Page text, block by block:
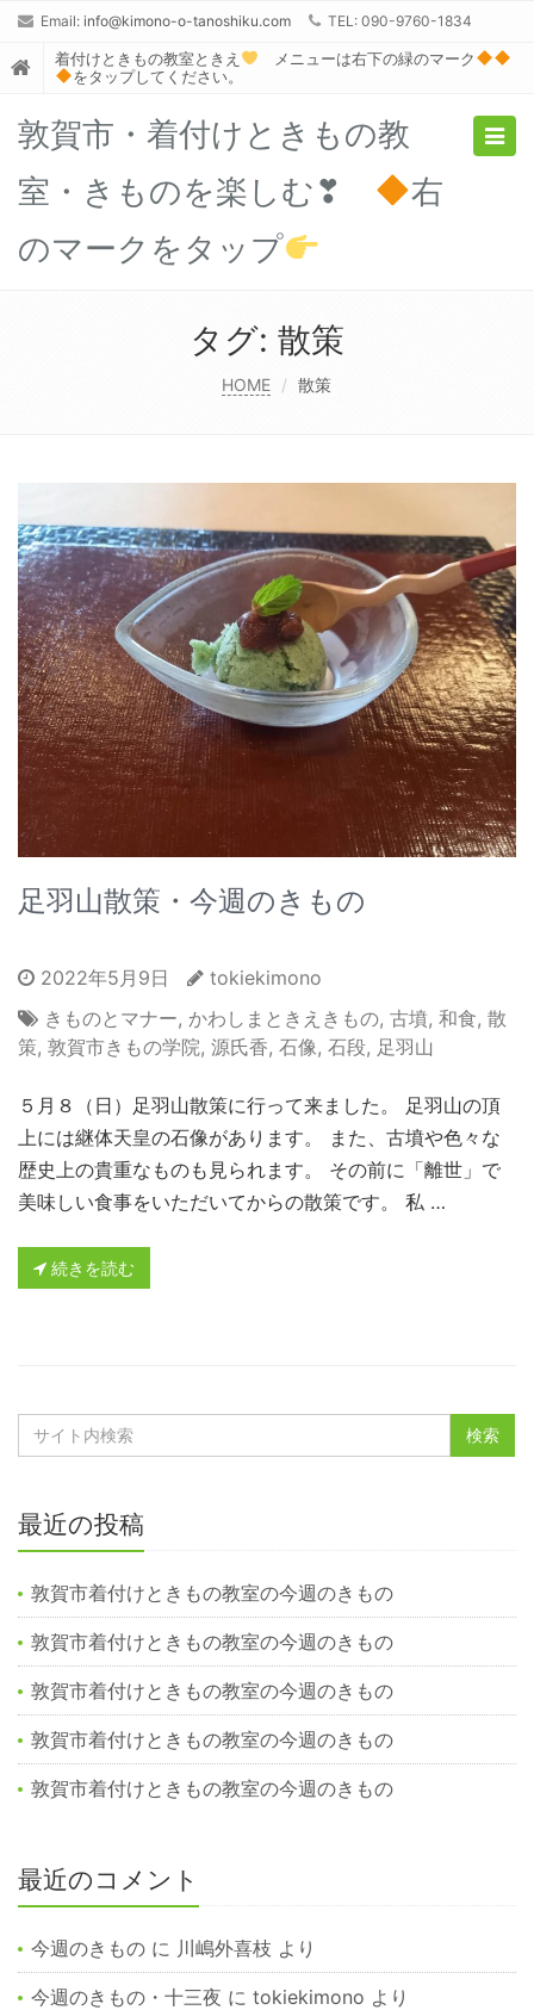
Email: info@kimono-o-tanoshiku.com TEL: 090-9760-1834
着付けときもの教室ときえ
メニューは右下の緑のマーク
をタップしてください。
敦賀市・着付けときもの教
室・きものを楽しむ❣
右
のマークをタップ
タグ: 散策
HOME 散策
足羽山散策・今週のきもの
2022年5月9日
tokiekimono
きものとマナー, かわしまときえきもの, 古墳, 和食, 散
策, 敦賀市きもの学院, 源氏香, 石像 , 石段, 足羽山
５月８（日）足羽山散策に行って来ました。 足羽山の頂
上には継体天皇の石像があります。 また、古墳や色々な
歴史上の貴重なものも見られます。 その前に「離世」で
美味しい食事をいただいてからの散策です。 私 …
続きを読む
最近の投稿
敦賀市着付けときもの教室の今週のきもの
敦賀市着付けときもの教室の今週のきもの
敦賀市着付けときもの教室の今週のきもの
敦賀市着付けときもの教室の今週のきもの
敦賀市着付けときもの教室の今週のきもの
最近のコメント
今週のきもの に 川嶋外喜枝 より
今週のきもの・十三夜 にtokiekimono より